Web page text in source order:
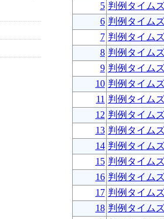
5 判例タイム
6 判例タイム
7 判例タイム
8 判例タイム
9 判例タイム
10 判例タイム
11 判例タイム
12 判例タイム
13 判例タイム
14 判例タイム
15 判例タイム
16 判例タイム
17 判例タイム
18 判例タイム